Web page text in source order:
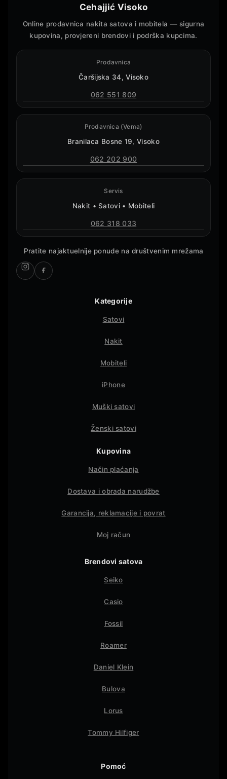
Cehajjić Visoko
Online prodavnica nakita satova i mobitela — sigurna
kupovina, provjereni brendovi i podrška kupcima.
Prodavnica
Čaršijska 34, Visoko
062 551 809
Prodavnica (Vema)
Branilaca Bosne 19, Visoko
062 202 900
Servis
Nakit • Satovi • Mobiteli
062 318 033
Pratite najaktuelnije ponude na društvenim mrežama
Kategorije
Satovi
Nakit
Mobiteli
iPhone
Muški satovi
Ženski satovi
Kupovina
Način plaćanja
Dostava i obrada narudžbe
Garancija, reklamacije i povrat
Moj račun
Brendovi satova
Seiko
Casio
Fossil
Roamer
Daniel Klein
Bulova
Lorus
Tommy Hilfiger
Pomoć